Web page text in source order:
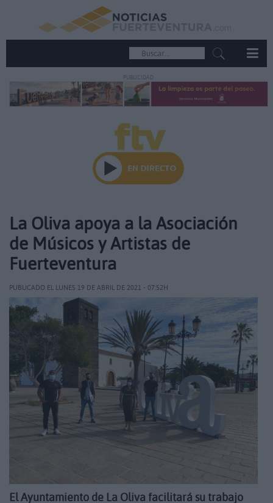
PUBLICIDAD
La Oliva apoya a la Asociación
de Músicos y Artistas de
Fuerteventura
PUBLICADO EL LUNES 19 DE ABRIL DE 2021 - 07:52H
El Ayuntamiento de La Oliva facilitará su trabajo